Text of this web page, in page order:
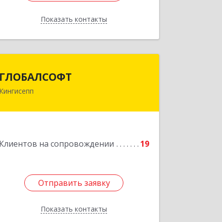
Показать контакты
Назад
ГЛОБАЛСОФТ
Кингисепп
Клиентов на сопровождении 19
Отправить заявку
Показать контакты
Подробнее
Отправить заявку
Назад